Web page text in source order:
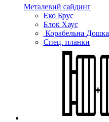
Металевий сайдинг
Еко Брус
Блок Хаус
Корабельна Дошка
Спец. планки